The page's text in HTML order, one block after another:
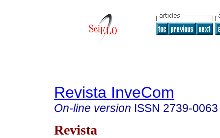
Revista InveCom
On-line version ISSN 2739-0063
Revista